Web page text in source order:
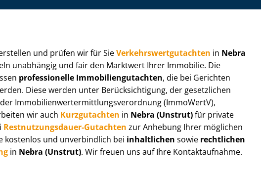
und prüfen wir für SieVer­kehrs­wert­gut­ach­ten in Nebra
unabhängig und fair den Marktwert Ihrer Immobilie. Die
professionelle Im­mo­bi­li­en­gut­ach­ten, die bei Gerichten
Diese werden unter Be­rück­sich­ti­gung, der gesetzlichen
Im­mo­bi­li­en­wert­ermitt­lungs­ver­ord­nung (ImmoWertV),
wir auch Kurzgutachten in Nebra (Unstrut)für private
Rest­nut­zungs­dau­er-Gutachten zur Anhebung Ihrer möglichen
kostenlos und unverbindlich bei inhaltlichen sowie rechtlichen
in Nebra (Unstrut). Wir freuen uns auf Ihre Kontaktaufnahme.